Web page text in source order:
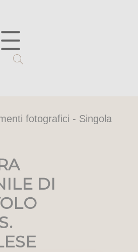
fotografici - Singola
DI